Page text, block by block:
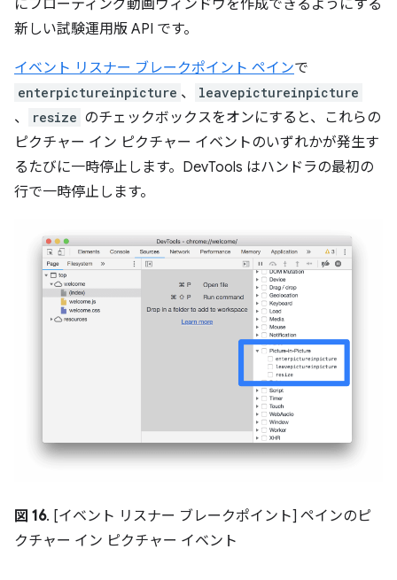
にフローティング動画ウィンドウを作成できるようにする
新しい試験運用版 API です。
イベント リスナー ブレークポイント ペインで
enterpictureinpicture 、 leavepictureinpicture
、 resize のチェックボックスをオンにすると、これらの
ピクチャー イン ピクチャー イベントのいずれかが発生す
るたびに一時停止します。DevTools はハンドラの最初の
行で一時停止します。
図 16. [イベント リスナー ブレークポイント] ペインのピ
クチャー イン ピクチャー イベント